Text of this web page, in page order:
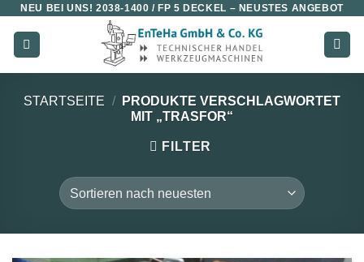
Zum
Inhalt
springen
NEU BEI UNS!2038-1400 / FP 5 DECKEL – NEUSTES ANGEBOT
STARTSEITE /
PRODUKTE VERSCHLAGWORTET
MIT „TRASFOR“
FILTER